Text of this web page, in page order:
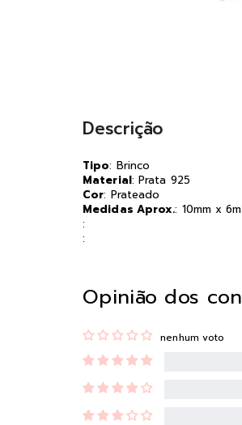
Descrição
Tipo: Brinco
Material: Prata 925
Cor: Prateado
Medidas Aprox.: 10mm x
:
:
Opinião dos
nenhum voto